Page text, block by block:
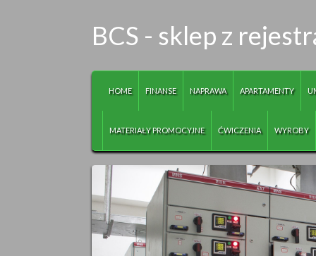
BCS - sklep z
HOME FINANSE NAPRAWA APARTAMENTY
MATERIAŁY PROMOCYJNE ĆWICZENIA WYROBY